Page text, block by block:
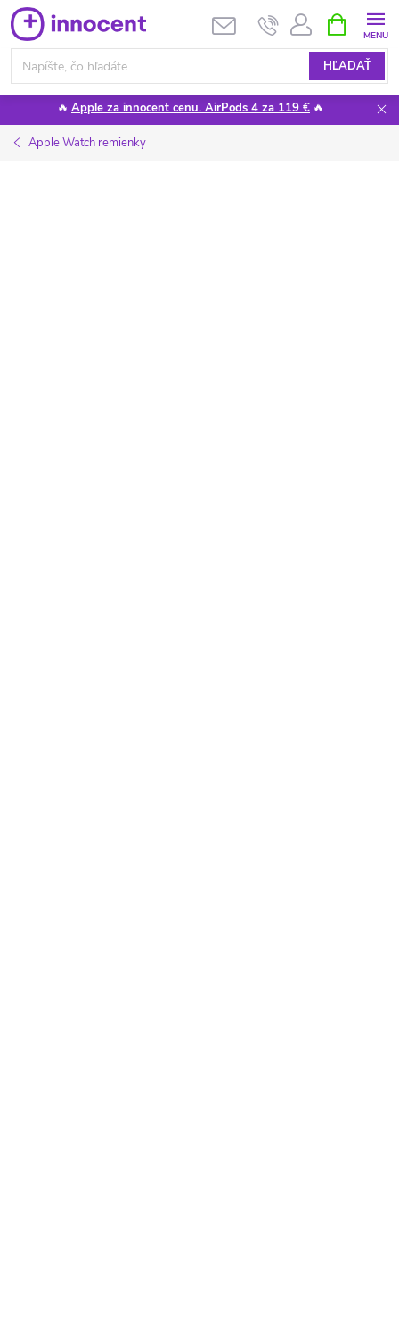
Prejsť
na
obsah
HĽADAŤ
KOŠÍK
🔥 Apple za innocent cenu. AirPods 4 za 119 € 🔥
Apple Watch remienky